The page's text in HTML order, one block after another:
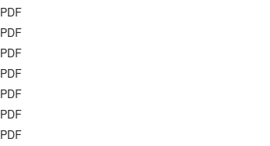
PDF
PDF
PDF
PDF
PDF
PDF
PDF